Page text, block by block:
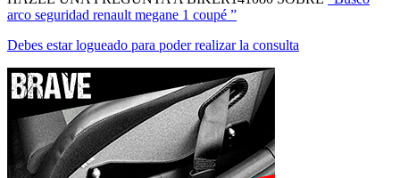
arco seguridad renault megane 1 coupé ”
Debes estar logueado para poder realizar la consulta